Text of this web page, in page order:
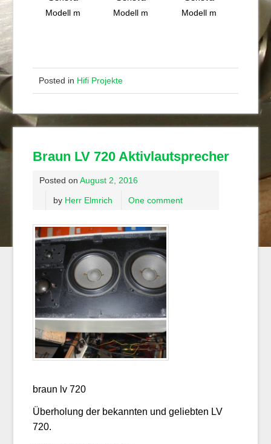
Modell m
Modell m
Modell m
Posted in Hifi Projekte
Braun LV 720 Aktivlautsprecher
Posted on August 2, 2016
by Herr Elmrich One comment
braun lv 720
Überholung der bekannten und geliebten LV
720.